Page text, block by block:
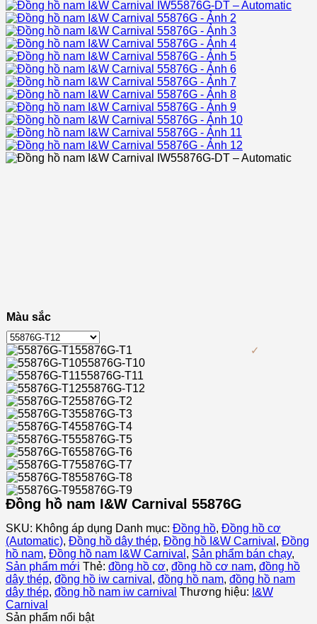
Màu sắc
55876G-T1
55876G-T10
55876G-T11
55876G-T12
55876G-T2
55876G-T3
55876G-T4
55876G-T5
55876G-T6
55876G-T7
55876G-T8
55876G-T9
Đồng hồ nam I&W Carnival 55876G
SKU: Không áp dụng Danh mục: Đồng hồ, Đồng hồ cơ
(Automatic), Đồng hồ dây thép, Đồng hồ I&W Carnival , Đồng
hồ nam, Đồng hồ nam I&W Carnival , Sản phẩm bán chạy,
Sản phẩm mới Thẻ: đồng hồ cơ, đồng hồ cơ nam, đồng hồ
dây thép, đồng hồ iw carnival , đồng hồ nam, đồng hồ nam
dây thép, đồng hồ nam iw carnival Thương hiệu: I&W
Carnival
Sản phẩm nổi bật